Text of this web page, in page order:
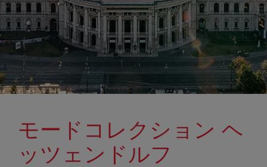
モードコレクション ヘ
ッツェンドルフ